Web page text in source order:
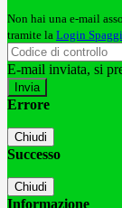
Non hai una e-mail
tramite la Login
E-mail inviata, si
Errore
Chiudi
Successo
Chiudi
Informazione